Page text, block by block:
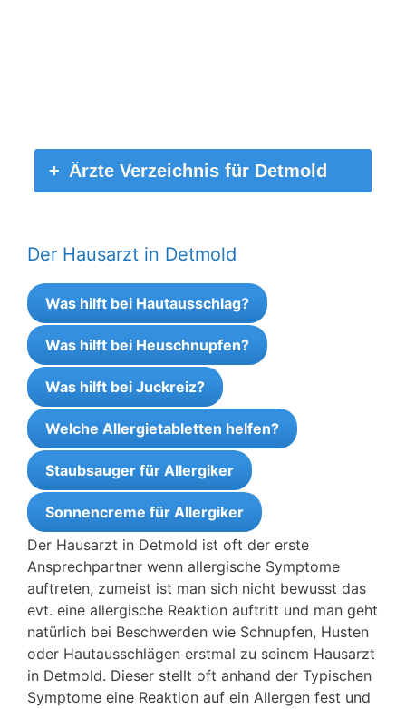
Ärzte Verzeichnis für Detmold
Der Hausarzt in Detmold
Was hilft bei Hautausschlag?
Was hilft bei Heuschnupfen?
Was hilft bei Juckreiz?
Welche Allergietabletten helfen?
Staubsauger für Allergiker
Sonnencreme für Allergiker
Der Hausarzt in Detmold ist oft der erste
Ansprechpartner wenn allergische Symptome
auftreten, zumeist ist man sich nicht bewusst das
evt. eine allergische Reaktion auftritt und man geht
natürlich bei Beschwerden wie Schnupfen, Husten
oder Hautausschlägen erstmal zu seinem Hausarzt
in Detmold. Dieser stellt oft anhand der Typischen
Symptome eine Reaktion auf ein Allergen fest und